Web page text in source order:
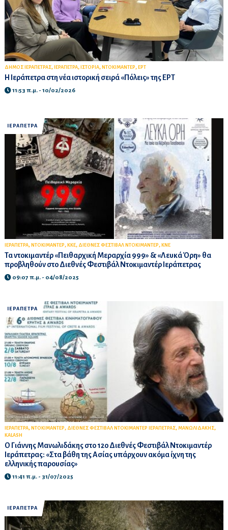
ΔΗΜΟΣ ΙΕΡΑΠΕΤΡΑΣ, ΙΕΡΑΠΕΤΡΑ, ΙΣΤΟΡΙΑ, ΝΤΟΚΙΜΑΝΤΕΡ, ΕΡΤ
Η Ιεράπετρα στη νέα ιστορική σειρά «Πόλεις» της ΕΡΤ
11:53 π.μ. - 10/02/2026
ΙΕΡΑΠΕΤΡΑ
ΙΕΡΑΠΕΤΡΑ, ΝΤΟΚΙΜΑΝΤΕΡ, ΚΚΕ, ΔΙΕΘΝΕΣ ΦΕΣΤΙΒΑΛ ΝΤΟΚΙΜΑΝΤΕΡ, ΚΝΕ
Τα ντοκιμαντέρ «Πειθαρχική Μεραρχία 999» & «Λευκά Όρη» θα
προβληθούν στο Διεθνές Φεστιβάλ Ντοκιμαντέρ Ιεράπετρας
09:07 π.μ. - 04/08/2025
ΙΕΡΑΠΕΤΡΑ
ΙΕΡΑΠΕΤΡΑ, ΝΤΟΚΙΜΑΝΤΕΡ, ΔΙΕΘΝΕΣ ΦΕΣΤΙΒΑΛ ΝΤΟΚΙΜΑΝΤΕΡ ΙΕΡΑΠΕΤΡΑΣ, ΜΑΝΩΛΙΔΑΚΗΣ,
KALASH
Ο Γιάννης Μανωλιδάκης στο 12ο Διεθνές Φεστιβάλ Ντοκιμαντέρ
Ιεράπετρας: «Στα βάθη της Ασίας υπάρχουν ακόμα ίχνη της
ελληνικής παρουσίας»
11:41 π.μ. - 31/07/2025
ΙΕΡΑΠΕΤΡΑ